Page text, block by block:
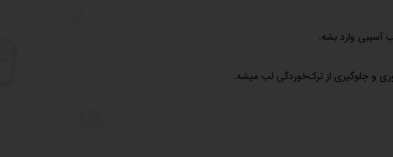
آسیبی وارد بشه.
و جلوگیری از ترک‌خوردگی لب میشه.